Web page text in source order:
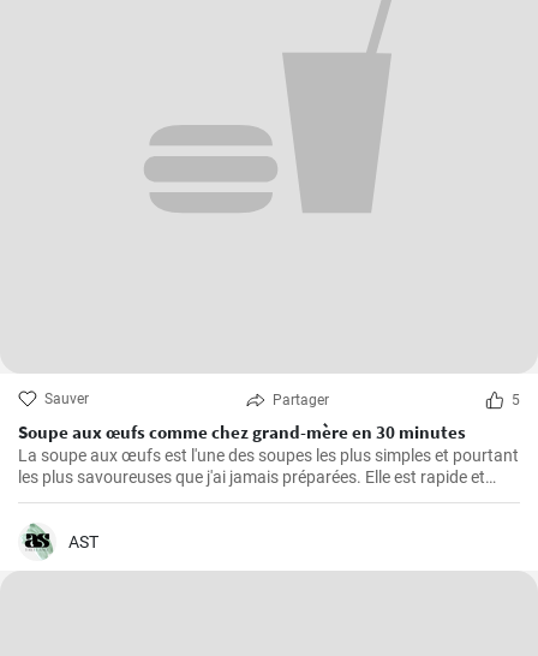
Sauver Partager 5
Soupe aux œufs comme chez grand-mère en 30 minutes
La soupe aux œufs est l'une des soupes les plus simples et pourtant
les plus savoureuses que j'ai jamais préparées. Elle est rapide et
facile à préparer, saine et riche en protéines. J'ai appris cette recette
de ma grand-mère et l'ai depuis cuisinée un nombre incalculable de
fois pour le plus grand plaisir de ma famille. Les principaux
ingrédients sont bien sûr les œufs, auxquels s'ajoutent de
AST